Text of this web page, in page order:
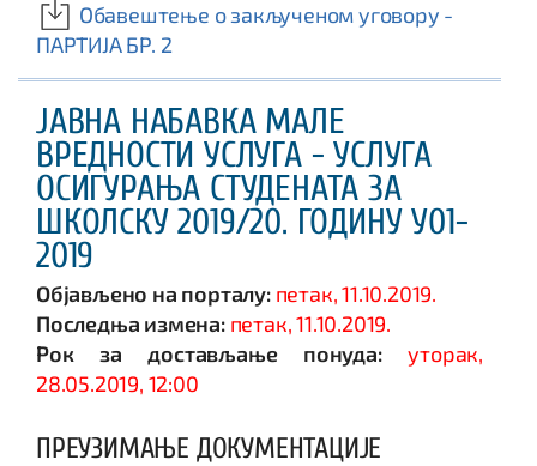
Обавештење о закљученом уговору -
ПАРТИЈА БР. 2
ЈАВНА НАБАВКА МАЛЕ
ВРЕДНОСТИ УСЛУГА - УСЛУГА
ОСИГУРАЊА СТУДЕНАТА ЗА
ШКОЛСКУ 2019/20. ГОДИНУ У01-
2019
Објављено на порталу: петак, 11.10.2019.
Последња измена: петак, 11.10.2019.
Рок за достављање понуда:
уторак,
28.05.2019, 12:00
ПРЕУЗИМАЊЕ ДОКУМЕНТАЦИЈЕ